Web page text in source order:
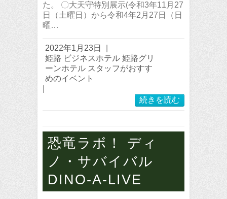
た。 〇大天守特別展示(令和3年11月27
日（土曜日）から令和4年2月27日（日
曜…
2022年1月23日
姫路 ビジネスホテル 姫路グリ
ーンホテル スタッフがおすす
めのイベント
続きを読む
恐竜ラボ！ ディ
ノ・サバイバル
DINO-A-LIVE